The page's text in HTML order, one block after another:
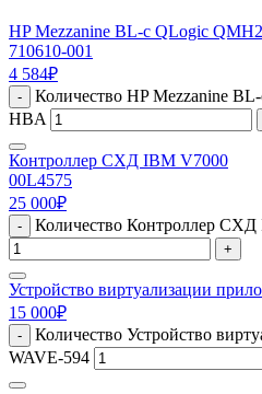
HP Mezzanine BL-c QLogic
710610-001
4 584₽
-
Количество HP Mezzanine
HBA
Контроллер СХД IBM V7000
00L4575
25 000₽
- Количество Контроллер
+
Устройство виртуализации
15 000₽
-
Количество Устройство
WAVE-594